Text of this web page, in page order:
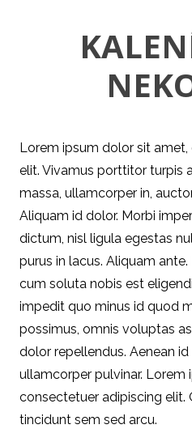
Lorem ipsum dolor sit
elit. Vivamus porttitor turpis
massa, ullamcorper in,
Aliquam id dolor. Morbi
dictum, nisl ligula egestas
purus in lacus. Aliquam
cum soluta nobis est
impedit quo minus id quod
possimus, omnis voluptas
dolor repellendus. Aenean
ullamcorper pulvinar. Lorem
consectetuer adipiscing elit.
tincidunt sem sed arcu.